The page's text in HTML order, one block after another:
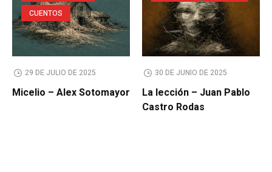
CUENTOS
29 DE JULIO DE 2025
Micelio – Alex Sotomayor
30 DE JUNIO DE 2025
La lección – Juan Pablo
Castro Rodas